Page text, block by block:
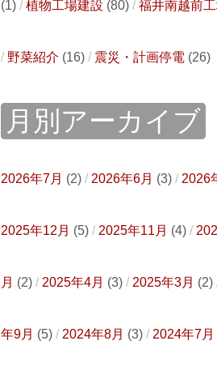
(1) 植物工場建設 (80) 福井南越前
野菜紹介 (16) 震災・計画停電 (26)
月別アーカイブ
2026年7月 (2) 2026年6月 (3) 2026
2025年12月 (5) 2025年11月 (4)
月 (2) 2025年4月 (3) 2025年3月 (2)
年9月 (5) 2024年8月 (3) 2024年7月